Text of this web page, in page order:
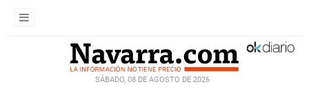
SÁBADO, 08 DE AGOSTO DE 2026